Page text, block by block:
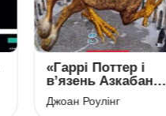
«Гаррі Поттер і
в’язень Азкабану»
Джоан Роулінг
Джоан Роулінг